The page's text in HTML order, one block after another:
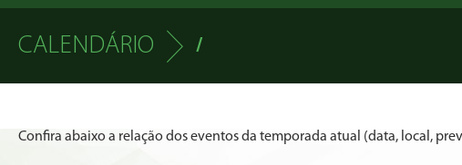
CALENDÁRIO /
Confira abaixo a relação dos eventos da temporada atual (data, local,